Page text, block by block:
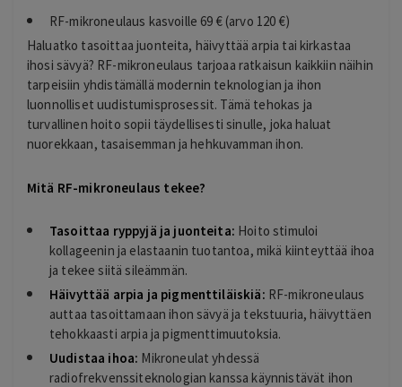
RF-mikroneulaus kasvoille 69 € (arvo 120 €)
Haluatko tasoittaa juonteita, häivyttää arpia tai kirkastaa
ihosi sävyä? RF-mikroneulaus tarjoaa ratkaisun kaikkiin näihin
tarpeisiin yhdistämällä modernin teknologian ja ihon
luonnolliset uudistumisprosessit. Tämä tehokas ja
turvallinen hoito sopii täydellisesti sinulle, joka haluat
nuorekkaan, tasaisemman ja hehkuvamman ihon.
Mitä RF-mikroneulaus tekee?
Tasoittaa ryppyjä ja juonteita: Hoito stimuloi
kollageenin ja elastaanin tuotantoa, mikä kiinteyttää ihoa
ja tekee siitä sileämmän.
Häivyttää arpia ja pigmenttiläiskiä: RF-mikroneulaus
auttaa tasoittamaan ihon sävyä ja tekstuuria, häivyttäen
tehokkaasti arpia ja pigmenttimuutoksia.
Uudistaa ihoa: Mikroneulat yhdessä
radiofrekvenssiteknologian kanssa käynnistävät ihon